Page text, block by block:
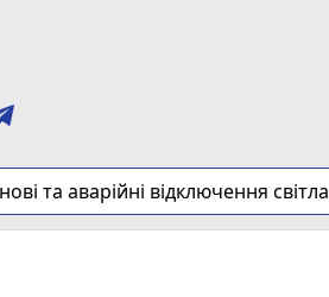
та аварійні відключення світла